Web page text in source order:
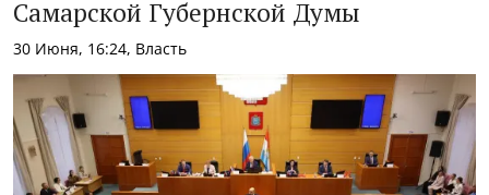
Самарской Губернской Думы
30 Июня, 16:24, Власть